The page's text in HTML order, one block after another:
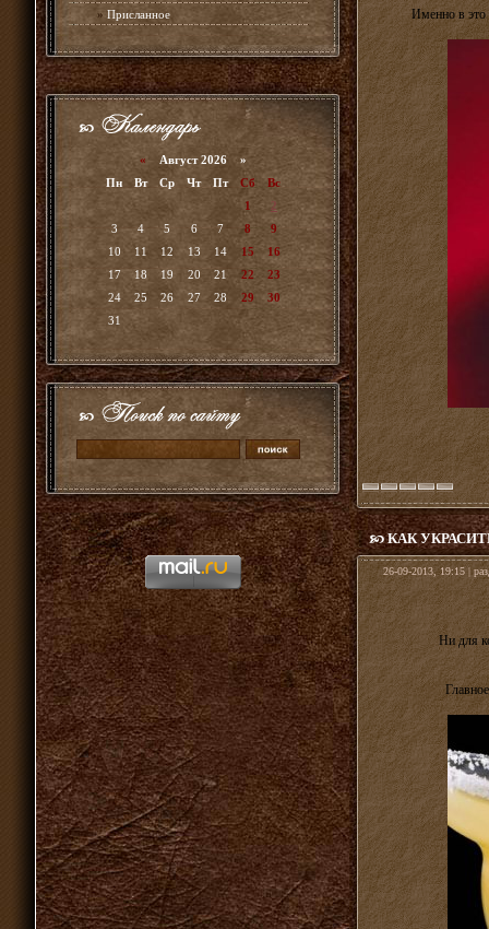
» Присланное
« Август 2026 »
Пн
Вт Ср Чт Пт Сб
Вс
1
2
3
4 5 6 7 8
9
10
11 12 13 14 15
16
17
18 19 20 21 22
23
24
25 26 27 28 29
30
31
Именно в это
КАК
26-09-2013, 19:15 |
Ни для